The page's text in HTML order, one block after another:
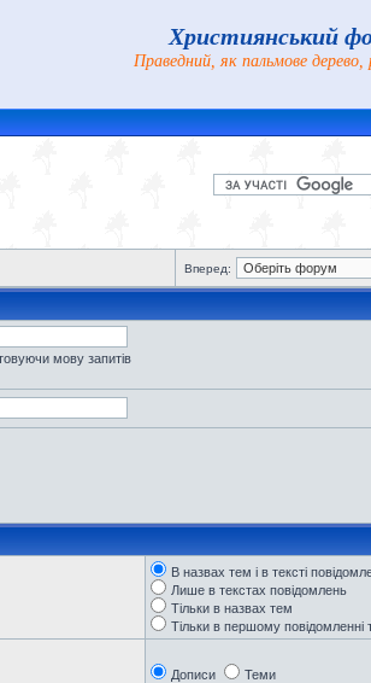
Християнський
Праведний, як пальмове дерево,
Вперед:
мову запитів
В назвах тем і в тексті
Лише в текстах повідомлень
Тільки в назвах тем
Тільки в першому повідомленні
Дописи Теми